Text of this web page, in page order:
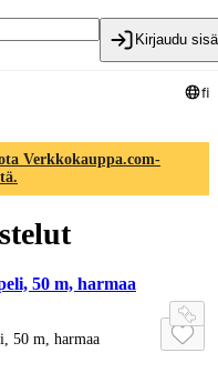
Kirjaudu
fi
Verkkokauppa.com-
50 m, harmaa
50 m, harmaa